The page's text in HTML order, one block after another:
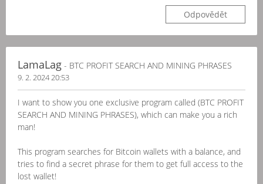
Odpovědět
LamaLag - BTC PROFIT SEARCH AND MINING PHRASES
9. 2. 2024 20:53
I want to show you one exclusive program called (BTC PROFIT
SEARCH AND MINING PHRASES), which can make you a rich
man!
This program searches for Bitcoin wallets with a balance, and
tries to find a secret phrase for them to get full access to the
lost wallet!